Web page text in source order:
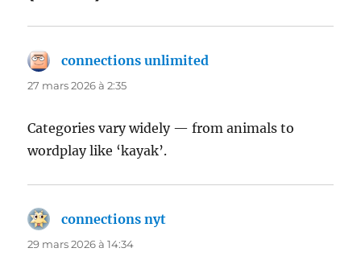
connections unlimited
27 mars 2026 à 2:35
Categories vary widely — from animals to
wordplay like ‘kayak’.
connections nyt
29 mars 2026 à 14:34